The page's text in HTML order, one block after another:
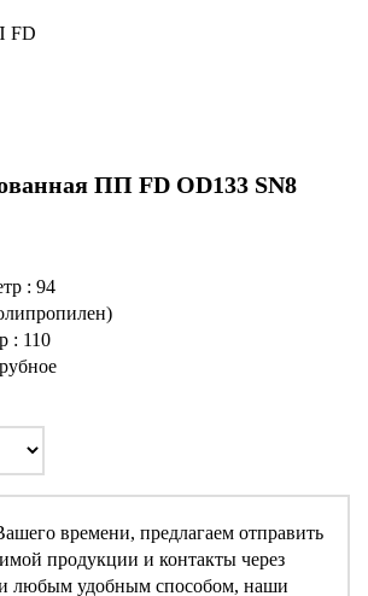
ПП FD OD133 SN8
: 94
: 110
времени, предлагаем отправить
продукции и контакты через
любым удобным способом, наши